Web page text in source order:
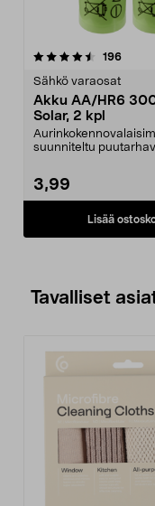
196
Sähkö varaosat
Akku AA/HR6
Solar, 2 kpl
suunniteltu
3,99
Lisää
Tavalliset